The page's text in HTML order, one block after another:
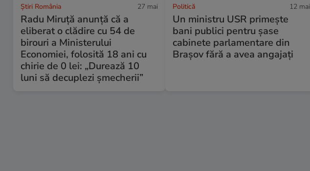
Știri România 27 mai
Radu Miruță anunță că a
eliberat o clădire cu 54 de
birouri a Ministerului
Economiei, folosită 18 ani cu
chirie de 0 lei: „Durează 10
luni să decuplezi șmecherii”
Politică 12 mai
Un ministru USR primește
bani publici pentru șase
cabinete parlamentare din
Brașov fără a avea angajați